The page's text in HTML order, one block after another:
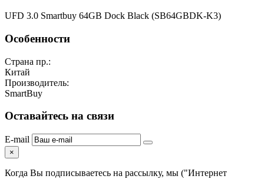
UFD 3.0 Smartbuy 64GB Dock Black (SB64GBDK-K3)
Особенности
Страна пр.:
Китай
Производитель:
SmartBuy
Оставайтесь на связи
E-mail
×
Когда Вы подписываетесь на рассылку, мы ("Интернет